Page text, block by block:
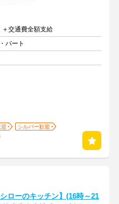
＋交通費全額支給
パート
シルバー歓迎
シローのキッチン】(16時～21